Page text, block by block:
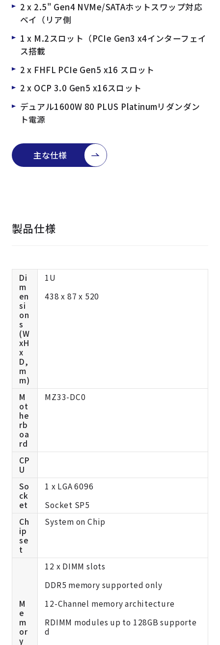
2 x 2.5" Gen4 NVMe/SATAホットスワップ対応
ベイ（リア側
1 x M.2スロット（PCIe Gen3 x4インターフェイ
ス搭載
2 x FHFL PCIe Gen5 x16 スロット
2 x OCP 3.0 Gen5 x16スロット
デュアル1600W 80 PLUS Platinumリダンダン
ト電源
主な仕様
製品仕様
Di
m
en
si
on
s
(W
xH
x
D,
m
m)
1U
438 x 87 x 520
M
ot
he
rb
oa
rd
MZ33-DC0
CP
U
So
ck
et
1 x LGA 6096
Socket SP5
Ch
ip
se
t
System on Chip
M
e
m
or
y
12 x DIMM slots
DDR5 memory supported only
12-Channel memory architecture
RDIMM modules up to 128GB supporte
d